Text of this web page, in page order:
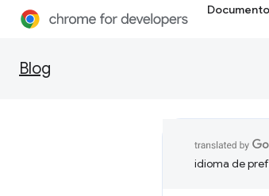
Blog
idioma de